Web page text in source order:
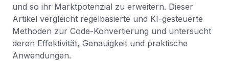
und so ihr Marktpotenzial zu erweitern. Dieser
Artikel vergleicht regelbasierte und KI-gesteuerte
Methoden zur Code-Konvertierung und untersucht
deren Effektivität, Genauigkeit und praktische
Anwendungen.